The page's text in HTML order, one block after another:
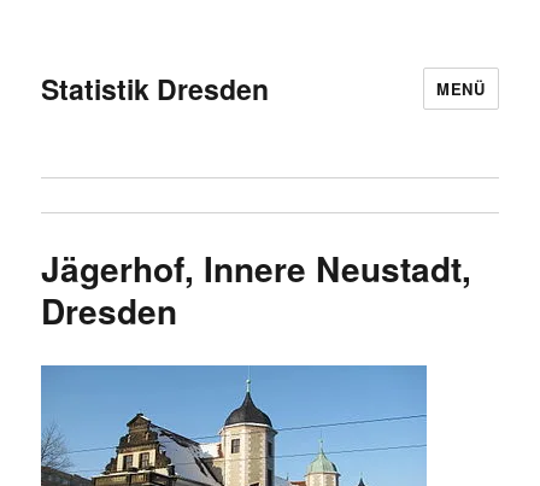
Statistik Dresden MENÜ
Jägerhof, Innere Neustadt,
Dresden